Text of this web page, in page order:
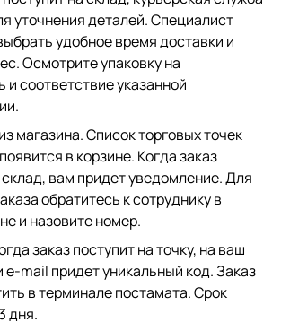
уточнения деталей. Специалист
удобное время доставки и
Осмотрите упаковку на
и соответствие указанной
магазина. Список торговых точек
в корзине. Когда заказ
склад, вам придет уведомление. Для
обратитесь к сотруднику в
и назовите номер.
заказ поступит на точку, на ваш
e-mail придет уникальный код. Заказ
в терминале постамата. Срок
дня.